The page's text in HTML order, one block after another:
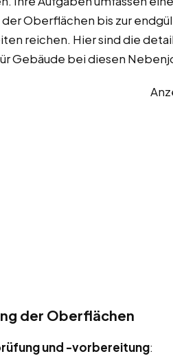
Oberflächen bis zur
reichen. Hier sind die
Gebäude bei diesen
der Oberflächen
und -vorbereitung: